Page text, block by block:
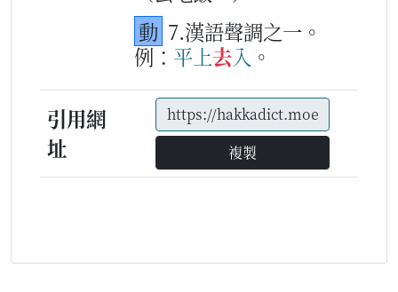
動 7.漢語聲調之一。
例： 平 上去入 。
引用網
址
複製